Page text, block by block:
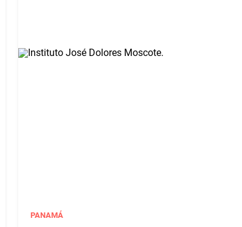
PANAMÁ